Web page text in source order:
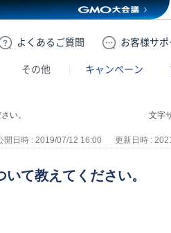
よくある ご質問 お客様サポ
その他 キャンペーン
文字
い。
開日時 : 2019/07/12 16:00 更新日時 :
て教えてください。